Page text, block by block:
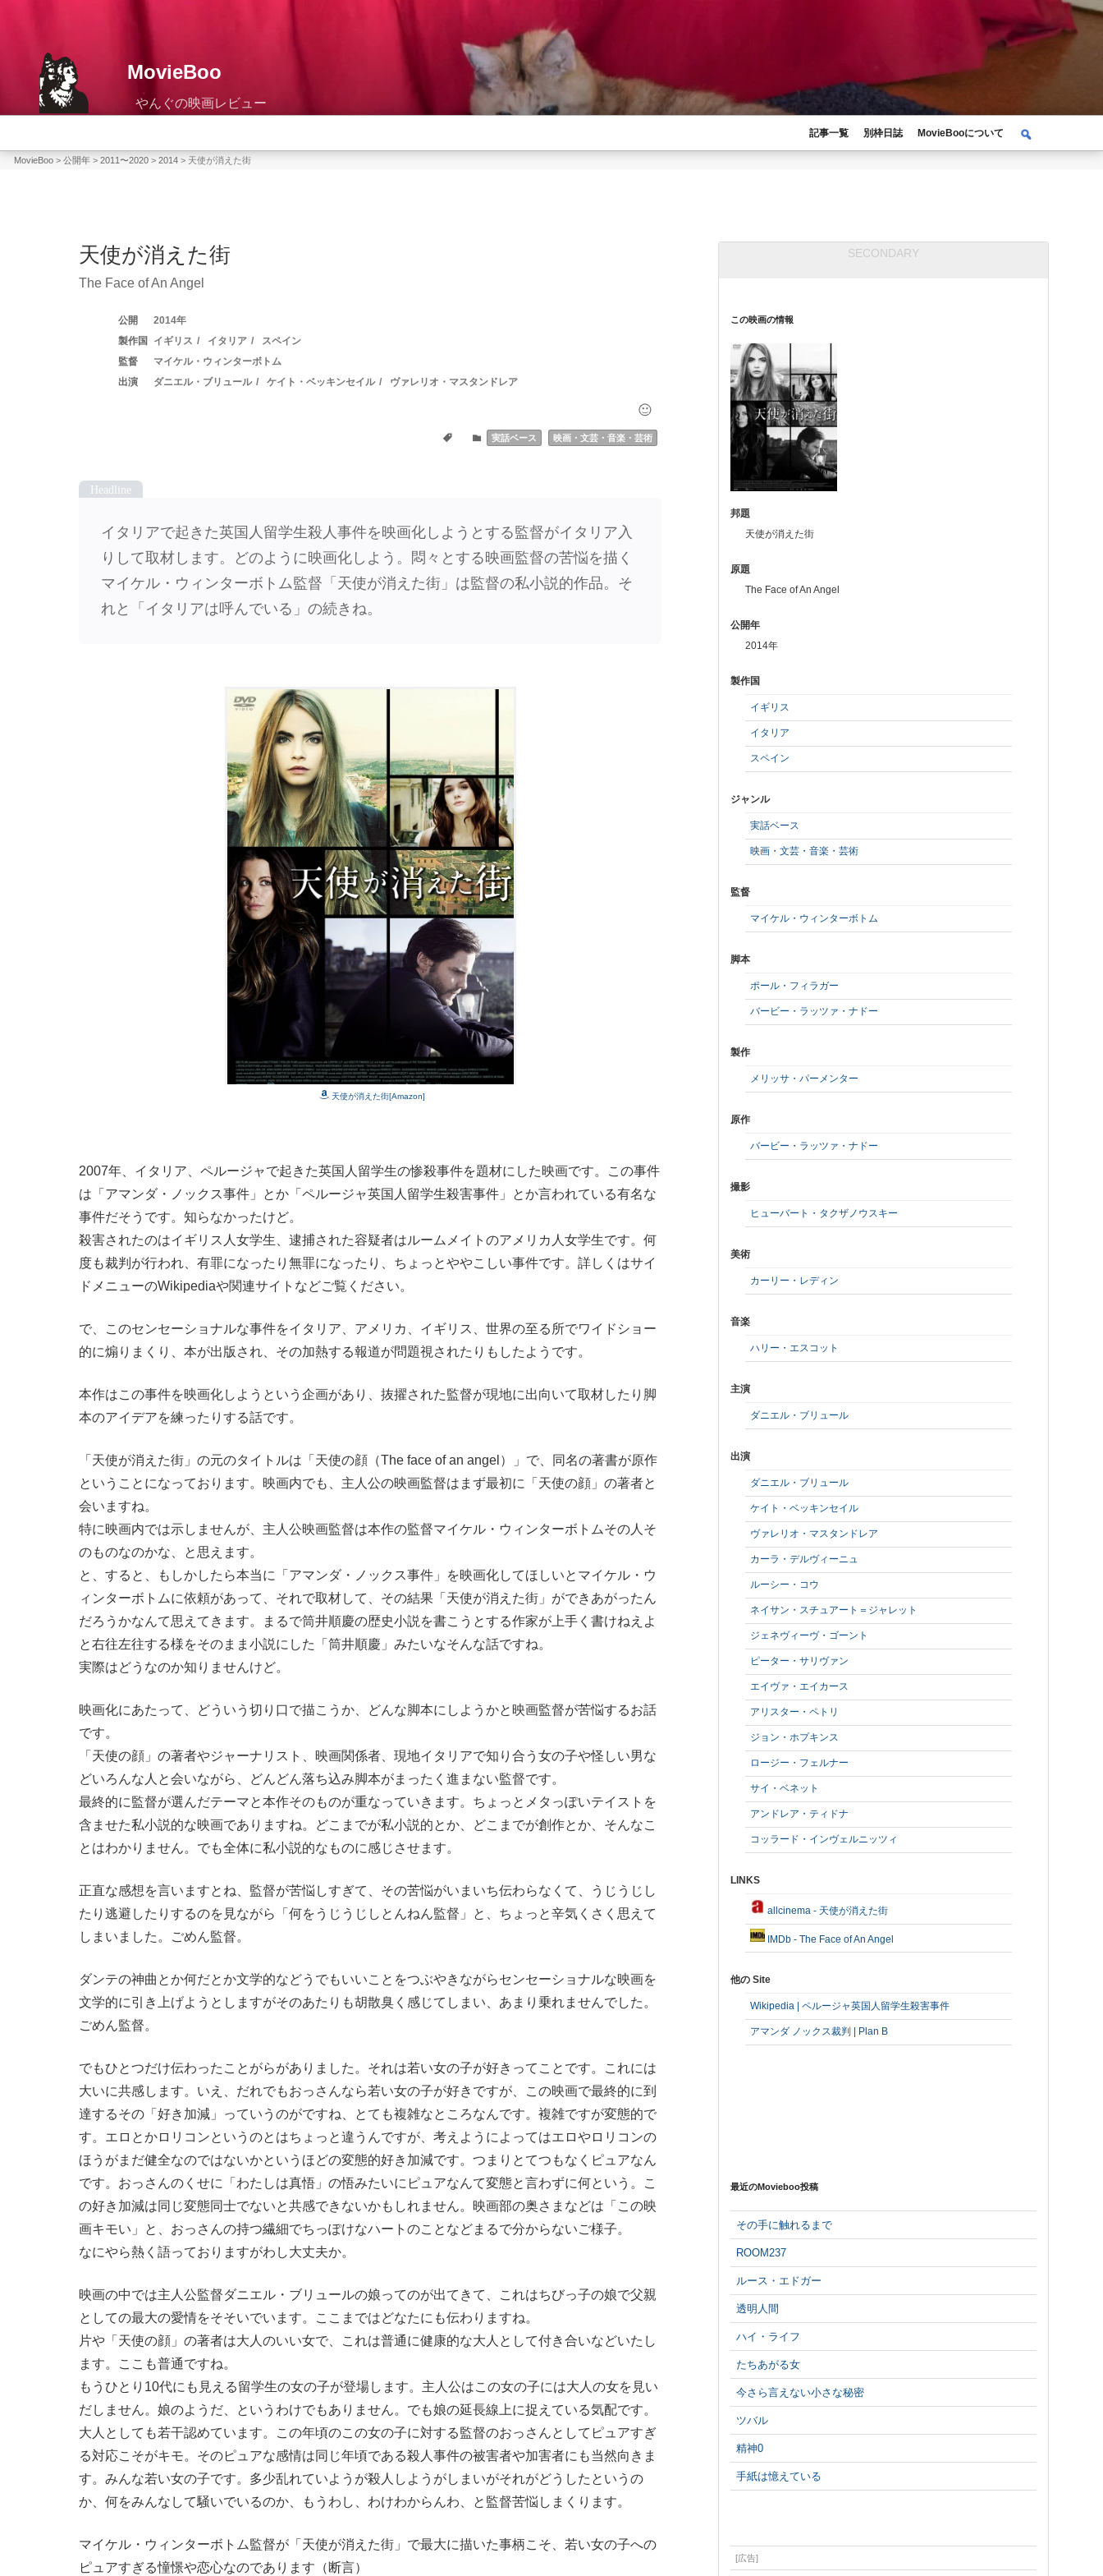
キ
MovieBoo
記事一覧 別枠日誌
MovieBooについて
検
MovieBoo> 公開年> 2011〜2020> 2014> 天使が消えた街
天使が消えた街
The Face of An Angel
2014
イギリス
イタリア
スペイン
マイケル・ウィンターボトム
ダニエル・ブリュール
ケイト・ベッキンセイル ヴァレリオ・マスタンドレア
実話ベース 映画・文芸・音楽・芸術
イタリアで起きた英国人留学生殺人事件を映画化しようとする監督がイタリア入
りして取材します。どのように映画化しよう。悶々とする映画監督の苦悩を描く
マイケル・ウィンターボトム監督「天使が消えた街」は監督の私小説的作品。そ
れと「イタリアは呼んでいる」の続きね。
天使が消えた街[Amazon]
2007年、イタリア、ペルージャで起きた英国人留学生の惨殺事件を題材にした映画です。この事件
は「アマンダ・ノックス事件」とか「ペルージャ英国人留学生殺害事件」とか言われている有名な
事件だそうです。知らなかったけど。
殺害されたのはイギリス人女学生、逮捕された容疑者はルームメイトのアメリカ人女学生です。何
度も裁判が行われ、有罪になったり無罪になったり、ちょっとややこしい事件です。詳しくはサイ
ドメニューのWikipediaや関連サイトなどご覧ください。
で、このセンセーショナルな事件をイタリア、アメリカ、イギリス、世界の至る所でワイドショー
的に煽りまくり、本が出版され、その加熱する報道が問題視されたりもしたようです。
本作はこの事件を映画化しようという企画があり、抜擢された監督が現地に出向いて取材したり脚
本のアイデアを練ったりする話です。
「天使が消えた街」の元のタイトルは「天使の顔（The face of an angel）」で、同名の著書が原作
ということになっております。映画内でも、主人公の映画監督はまず最初に「天使の顔」の著者と
会いますね。
特に映画内では示しませんが、主人公映画監督は本作の監督マイケル・ウィンターボトムその人そ
のものなのかな、と思えます。
と、すると、もしかしたら本当に「アマンダ・ノックス事件」を映画化してほしいとマイケル・ウ
ィンターボトムに依頼があって、それで取材して、その結果「天使が消えた街」ができあがったん
だろうかなんて思えてきます。まるで筒井順慶の歴史小説を書こうとする作家が上手く書けねえよ
と右往左往する様をそのまま小説にした「筒井順慶」みたいなそんな話ですね。
実際はどうなのか知りませんけど。
映画化にあたって、どういう切り口で描こうか、どんな脚本にしようかと映画監督が苦悩するお話
です。
「天使の顔」の著者やジャーナリスト、映画関係者、現地イタリアで知り合う女の子や怪しい男な
どいろんな人と会いながら、どんどん落ち込み脚本がまったく進まない監督です。
最終的に監督が選んだテーマと本作そのものが重なっていきます。ちょっとメタっぽいテイストを
含ませた私小説的な映画でありますね。どこまでが私小説的とか、どこまでが創作とか、そんなこ
とはわかりません。でも全体に私小説的なものに感じさせます。
正直な感想を言いますとね、監督が苦悩しすぎて、その苦悩がいまいち伝わらなくて、うじうじし
たり逃避したりするのを見ながら「何をうじうじしとんねん監督」と、ちょっと辛気くさく思えて
しまいました。ごめん監督。
ダンテの神曲とか何だとか文学的などうでもいいことをつぶやきながらセンセーショナルな映画を
文学的に引き上げようとしますがそのあたりも胡散臭く感じてしまい、あまり乗れませんでした。
ごめん監督。
でもひとつだけ伝わったことがらがありました。それは若い女の子が好きってことです。これには
大いに共感します。いえ、だれでもおっさんなら若い女の子が好きですが、この映画で最終的に到
達するその「好き加減」っていうのがですね、とても複雑なところなんです。複雑ですが変態的で
す。エロとかロリコンというのとはちょっと違うんですが、考えようによってはエロやロリコンの
ほうがまだ健全なのではないかというほどの変態的好き加減です。つまりとてつもなくピュアなん
です。おっさんのくせに「わたしは真悟」の悟みたいにピュアなんて変態と言わずに何という。こ
の好き加減は同じ変態同士でないと共感できないかもしれません。映画部の奥さまなどは「この映
画キモい」と、おっさんの持つ繊細でちっぽけなハートのことなどまるで分からないご様子。
なにやら熱く語っておりますがわし大丈夫か。
映画の中では主人公監督ダニエル・ブリュールの娘ってのが出てきて、これはちびっ子の娘で父親
としての最大の愛情をそそいでいます。ここまではどなたにも伝わりますね。
片や「天使の顔」の著者は大人のいい女で、これは普通に健康的な大人として付き合いなどいたし
ます。ここも普通ですね。
もうひとり10代にも見える留学生の女の子が登場します。主人公はこの女の子には大人の女を見い
だしません。娘のようだ、というわけでもありません。でも娘の延長線上に捉えている気配です。
大人としても若干認めています。この年頃のこの女の子に対する監督のおっさんとしてピュアすぎ
る対応こそがキモ。そのピュアな感情は同じ年頃である殺人事件の被害者や加害者にも当然向きま
す。みんな若い女の子です。多少乱れていようが殺人しようがしまいがそれがどうしたというの
か、何をみんなして騒いでいるのか、もうわし、わけわからんわ、と監督苦悩しまくります。
マイケル・ウィンターボトム監督が「天使が消えた街」で最大に描いた事柄こそ、若い女の子への
ピュアすぎる憧憬や恋心なのであります（断言）
この映画の情報
邦題
天使が消えた街
原題
The Face of An Angel
公開年
2014年
製作国
イギリス
イタリア
スペイン
ジャンル
実話ベース
映画・文芸・音楽・芸術
監督
マイケル・ウィンターボトム
脚本
ポール・フィラガー
バービー・ラッツァ・ナドー
製作
メリッサ・パーメンター
原作
バービー・ラッツァ・ナドー
撮影
ヒューバート・タクザノウスキー
美術
カーリー・レディン
音楽
ハリー・エスコット
主演
ダニエル・ブリュール
出演
ダニエル・ブリュール
ケイト・ベッキンセイル
ヴァレリオ・マスタンドレア
カーラ・デルヴィーニュ
ルーシー・コウ
ネイサン・スチュアート＝ジャレット
ジェネヴィーヴ・ゴーント
ピーター・サリヴァン
エイヴァ・エイカース
アリスター・ペトリ
ジョン・ホプキンス
ロージー・フェルナー
サイ・ベネット
アンドレア・ティドナ
コッラード・インヴェルニッツィ
LINKS
allcinema - 天使が消えた街
IMDb - The Face of An Angel
他の Site
Wikipedia | ペルージャ英国人留学生殺害事件
アマンダ ノックス裁判 | Plan B
最近のMovieboo投稿
その手に触れるまで
ROOM237
ルース・エドガー
透明人間
ハイ・ライフ
たちあがる女
今さら言えない小さな秘密
ツバル
精神0
手紙は憶えている
[広告]